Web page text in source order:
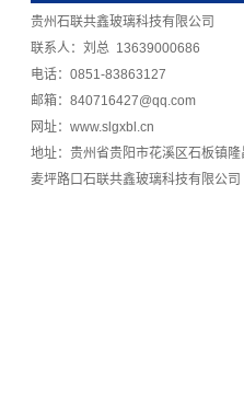
贵州石联共鑫玻璃科技有限公司
联系人：刘总 13639000686
电话：0851-83863127
邮箱：840716427@qq.com
网址：www.slgxbl.cn
地址：贵州省贵阳市花溪区石板镇隆
麦坪路口石联共鑫玻璃科技有限公司